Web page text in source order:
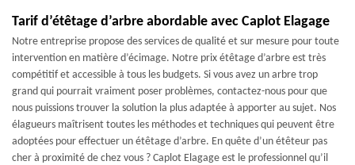
Tarif d’étêtage d’arbre abordable avec Caplot Elagage
Notre entreprise propose des services de qualité et sur mesure pour toute
intervention en matière d’écimage. Notre prix étêtage d’arbre est très
compétitif et accessible à tous les budgets. Si vous avez un arbre trop
grand qui pourrait vraiment poser problèmes, contactez-nous pour que
nous puissions trouver la solution la plus adaptée à apporter au sujet. Nos
élagueurs maîtrisent toutes les méthodes et techniques qui peuvent être
adoptées pour effectuer un étêtage d’arbre. En quête d’un étêteur pas
cher à proximité de chez vous ? Caplot Elagage est le professionnel qu’il